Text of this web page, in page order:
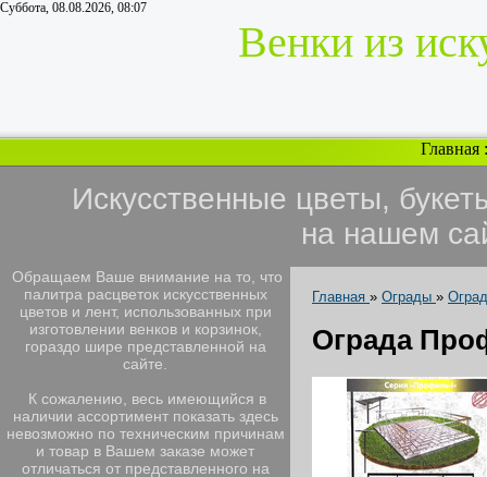
Суббота, 08.08.2026, 08:07
Венки из
Главная
Искусственные цветы,
на нашем
Обращаем Ваше внимание на то, что
палитра расцветок искусственных
цветов и лент, использованных при
изготовлении венков и корзинок,
гораздо шире представленной на
сайте.
К сожалению, весь имеющийся в
наличии ассортимент показать здесь
невозможно по техническим причинам
и товар в Вашем заказе может
отличаться от представленного на
Главная » Ограды »
Ограда